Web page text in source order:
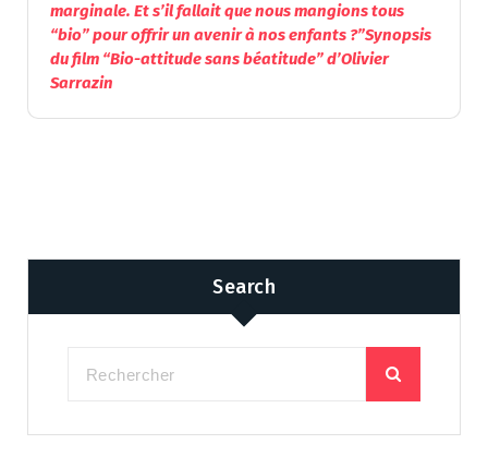
marginale. Et s’il fallait que nous mangions tous
“bio” pour offrir un avenir à nos enfants ?”Synopsis
du film “Bio-attitude sans béatitude” d’Olivier
Sarrazin
Search